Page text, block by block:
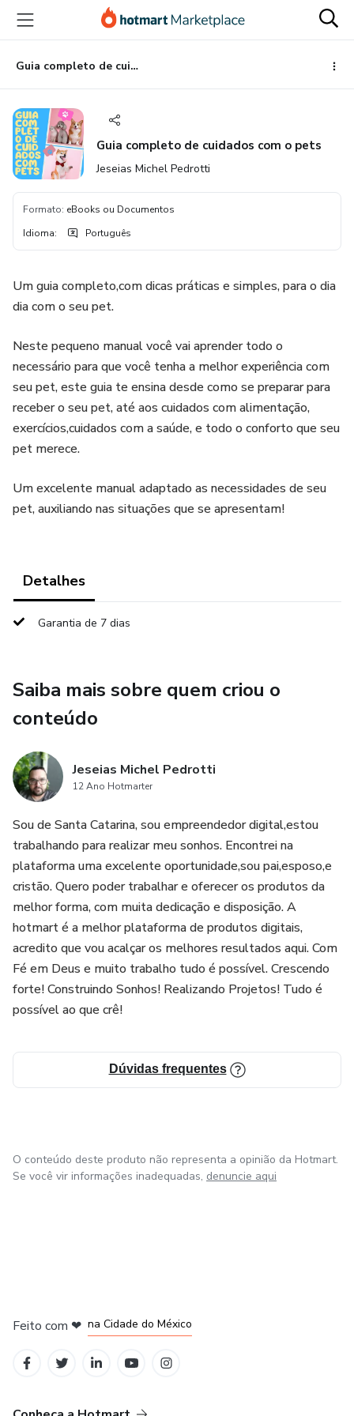
para
conteúdo
principal
para
pagamento
para
rodapé
Guia completo de cuidados com o pets
Guia completo de cuidados com o pets
Jeseias Michel Pedrotti
Formato: eBooks ou Documentos
Idioma: Português
Um guia completo,com dicas práticas e simples, para o dia
dia com o seu pet.
Neste pequeno manual você vai aprender todo o
necessário para que você tenha a melhor experiência com
seu pet, este guia te ensina desde como se preparar para
receber o seu pet, até aos cuidados com alimentação,
exercícios,cuidados com a saúde, e todo o conforto que seu
pet merece.
Um excelente manual adaptado as necessidades de seu
pet, auxiliando nas situações que se apresentam!
Detalhes
Garantia de 7 dias
Saiba mais sobre quem criou o
conteúdo
Jeseias Michel Pedrotti
12 Ano Hotmarter
Sou de Santa Catarina, sou empreendedor digital,estou
trabalhando para realizar meu sonhos. Encontrei na
plataforma uma excelente oportunidade,sou pai,esposo,e
cristão. Quero poder trabalhar e oferecer os produtos da
melhor forma, com muita dedicação e disposição. A
hotmart é a melhor plataforma de produtos digitais,
acredito que vou acalçar os melhores resultados aqui. Com
Fé em Deus e muito trabalho tudo é possível. Crescendo
forte! Construindo Sonhos! Realizando Projetos! Tudo é
possível ao que crê!
Dúvidas frequentes
O conteúdo deste produto não representa a opinião da Hotmart.
Se você vir informações inadequadas, denuncie aqui
Feito com ❤ na Cidade do México